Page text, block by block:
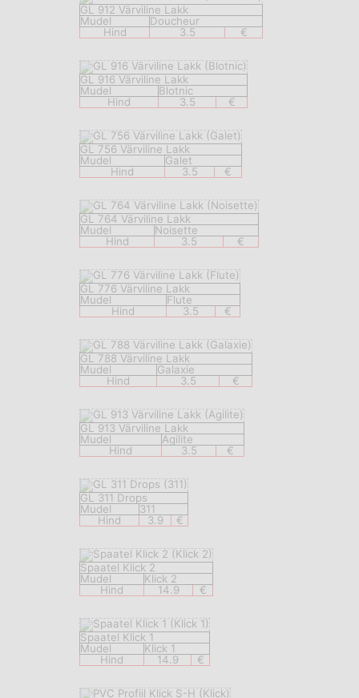
GL 912 Värviline Lakk
Mudel
Doucheur
Hind
3.5 €
GL 916 Värviline Lakk
Mudel
Blotnic
Hind
3.5 €
GL 756 Värviline Lakk
Mudel
Galet
Hind
3.5 €
GL 764 Värviline Lakk
Mudel
Noisette
Hind
3.5 €
GL 776 Värviline Lakk
Mudel
Flute
Hind
3.5 €
GL 788 Värviline Lakk
Mudel
Galaxie
Hind
3.5 €
GL 913 Värviline Lakk
Mudel
Agilite
Hind
3.5 €
GL 311 Drops
Mudel
311
Hind
3.9 €
Spaatel Klick 2
Mudel
Klick 2
Hind
14.9 €
Spaatel Klick 1
Mudel
Klick 1
Hind
14.9 €